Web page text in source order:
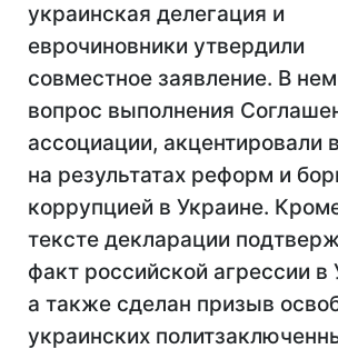
украинская делегация и
еврочиновники утвердили
совместное заявление. В
вопрос выполнения
ассоциации, акцентировали
на результатах реформ и
коррупцией в Украине.
тексте декларации
факт российской агрессии в
а также сделан призыв
украинских